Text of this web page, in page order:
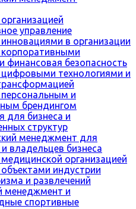
управление
в организации
корпоративными
финансовая безопасность
цифровыми технологиями и
и
брендингом
для бизнеса и
структур
менеджмент для
владельцев бизнеса
организацией
индустрии
и развлечений
менеджмент и
спортивные